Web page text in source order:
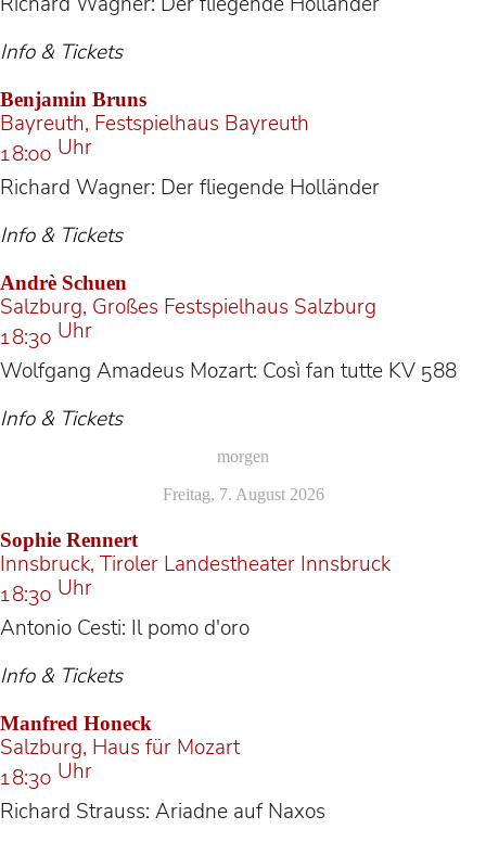
Info & Tickets
Benjamin Bruns
Bayreuth, Festspielhaus Bayreuth
18:00 Uhr
Richard Wagner: Der fliegende Holländer
Info & Tickets
Andrè Schuen
Salzburg, Großes Festspielhaus Salzburg
18:30 Uhr
Wolfgang Amadeus Mozart: Così fan tutte KV 588
Info & Tickets
morgen
Freitag, 7. August 2026
Sophie Rennert
Innsbruck, Tiroler Landestheater Innsbruck
18:30 Uhr
Antonio Cesti: Il pomo d'oro
Info & Tickets
Manfred Honeck
Salzburg, Haus für Mozart
18:30 Uhr
Richard Strauss: Ariadne auf Naxos